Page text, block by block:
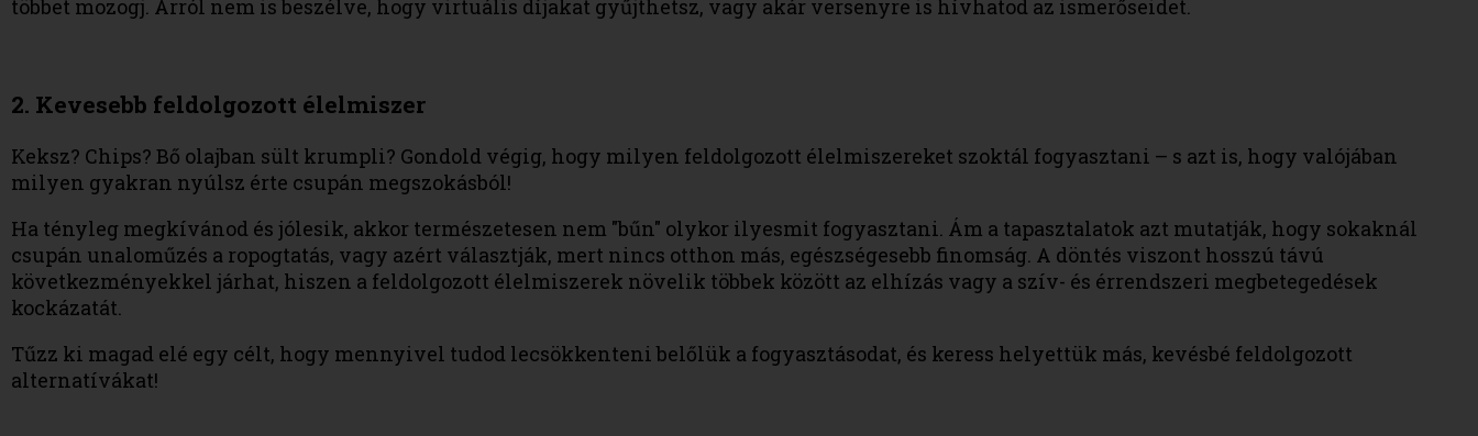
többet mozogj. Arról nem is beszélve, hogy virtuális díjakat gyűjthetsz, vagy akár versenyre is hívhatod az ismerőseidet.
2. Kevesebb feldolgozott élelmiszer
Keksz? Chips? Bő olajban sült krumpli? Gondold végig, hogy milyen feldolgozott élelmiszereket szoktál fogyasztani – s azt is, hogy valójában
milyen gyakran nyúlsz érte csupán megszokásból!
Ha tényleg megkívánod és jólesik, akkor természetesen nem "bűn" olykor ilyesmit fogyasztani. Ám a tapasztalatok azt mutatják, hogy sokaknál
csupán unaloműzés a ropogtatás, vagy azért választják, mert nincs otthon más, egészségesebb finomság. A döntés viszont hosszú távú
következményekkel járhat, hiszen a feldolgozott élelmiszerek növelik többek között az elhízás vagy a szív- és érrendszeri megbetegedések
kockázatát.
Tűzz ki magad elé egy célt, hogy mennyivel tudod lecsökkenteni belőlük a fogyasztásodat, és keress helyettük más, kevésbé feldolgozott
alternatívákat!